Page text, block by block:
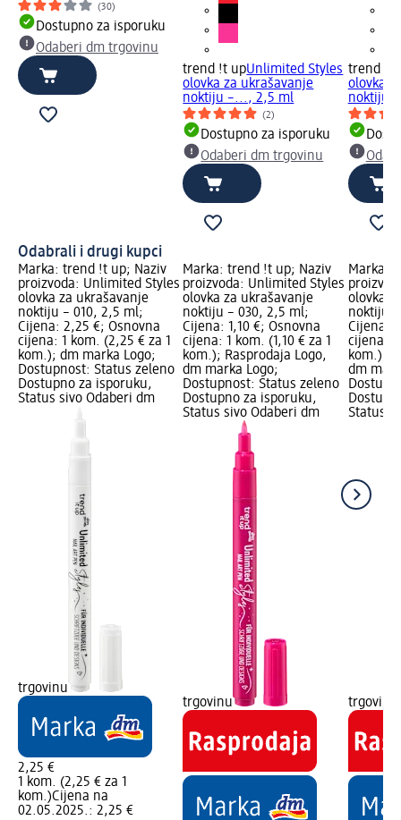
(30)
Dostupno za isporuku
Odaberi dm trgovinu
trend !t upUnlimited Styles
olovka za ukrašavanje
noktiju –..., 2,5 ml
(2)
Dostupno za isporuku
Odaberi dm trgovinu
trend !t
olovka
noktiju
Odabrali i drugi kupci
Marka: trend !t up; Naziv
proizvoda: Unlimited Styles
olovka za ukrašavanje
noktiju – 010, 2,5 ml;
Cijena: 2,25 €; Osnovna
cijena: 1 kom. (2,25 € za 1
kom.); dm marka Logo;
Dostupnost: Status zeleno
Dostupno za isporuku,
Status sivo Odaberi dm
trgovinu
2,25 €
1 kom. (2,25 € za 1
kom.)Cijena na
02.05.2025.: 2,25 €
Marka: trend !t up; Naziv
proizvoda: Unlimited Styles
olovka za ukrašavanje
noktiju – 030, 2,5 ml;
Cijena: 1,10 €; Osnovna
cijena: 1 kom. (1,10 € za 1
kom.); Rasprodaja Logo,
dm marka Logo;
Dostupnost: Status zeleno
Dostupno za isporuku,
Status sivo Odaberi dm
trgovinu
Marka:
olovka
noktiju
Cijena:
cijena: 1
kom.);
dm
Status
trgovinu